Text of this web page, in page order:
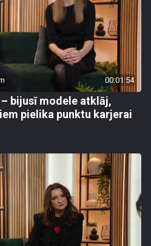
00:01:54
bijusī modele atklāj,
pielika punktu karjerai